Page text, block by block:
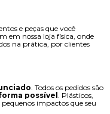
e peças que você
em nossa loja física, onde
na prática, por clientes
. Todos os pedidos são
possível . Plásticos,
impactos que seu